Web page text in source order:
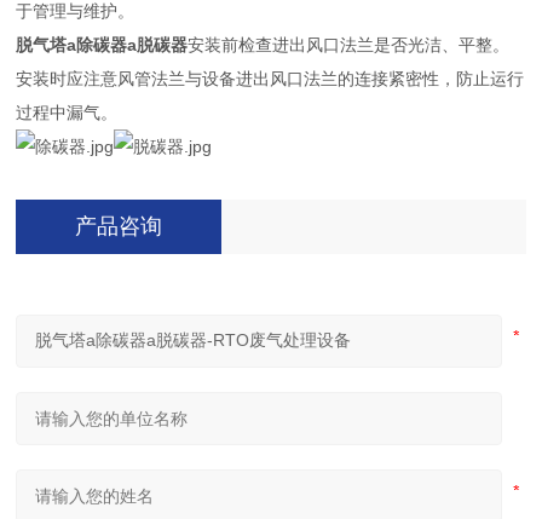
于管理与维护。
脱气塔a除碳器a脱碳器安装前检查进出风口法兰是否光洁、平整。
安装时应注意风管法兰与设备进出风口法兰的连接紧密性，防止运行
过程中漏气。
产品咨询